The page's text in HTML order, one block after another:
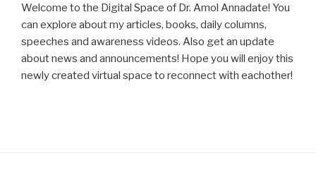
Welcome to the Digital Space of Dr. Amol Annadate! You
can explore about my articles, books, daily columns,
speeches and awareness videos. Also get an update
about news and announcements! Hope you will enjoy this
newly created virtual space to reconnect with eachother!